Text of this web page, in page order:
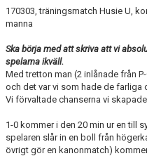
170303, träningsmatch Husie U,
manna
Ska börja med att skriva att vi
spelarna ikväll.
Med tretton man (2 inlånade från
och det var vi som hade de farliga
Vi förvaltade chanserna vi
1-0 kommer i den 20 min ur en till
spelaren slår in en boll från
övrigt gör en kanonmatch)